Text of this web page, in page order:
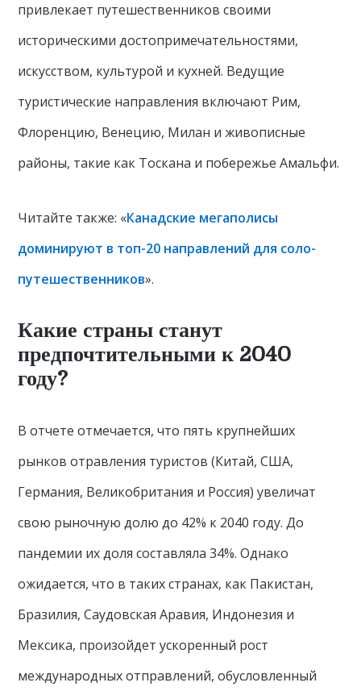
привлекает путешественников своими
историческими достопримечательностями,
искусством, культурой и кухней. Ведущие
туристические направления включают Рим,
Флоренцию, Венецию, Милан и живописные
районы, такие как Тоскана и побережье Амальфи.
Читайте также: «Канадские мегаполисы
доминируют в топ-20 направлений для соло-
путешественников».
Какие страны станут
предпочтительными к 2040
году?
В отчете отмечается, что пять крупнейших
рынков отравления туристов (Китай, США,
Германия, Великобритания и Россия) увеличат
свою рыночную долю до 42% к 2040 году. До
пандемии их доля составляла 34%. Однако
ожидается, что в таких странах, как Пакистан,
Бразилия, Саудовская Аравия, Индонезия и
Мексика, произойдет ускоренный рост
международных отправлений, обусловленный